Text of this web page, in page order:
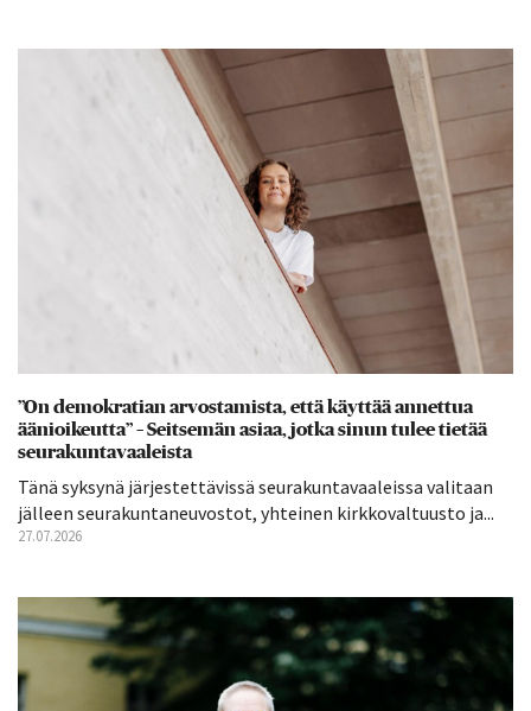
”On demokratian arvostamista, että käyttää annettua
äänioikeutta” – Seitsemän asiaa, jotka sinun tulee tietää
seurakuntavaaleista
Tänä syksynä järjestettävissä seurakuntavaaleissa valitaan
jälleen seurakuntaneuvostot, yhteinen kirkkovaltuusto ja...
27.07.2026